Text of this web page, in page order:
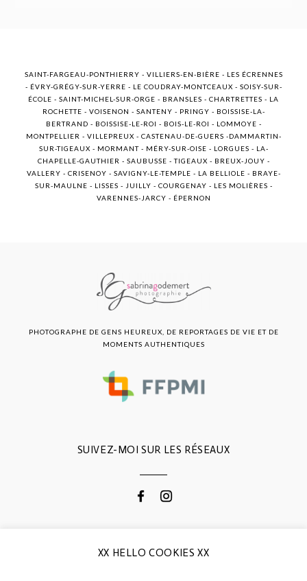
SAINT-FARGEAU-PONTHIERRY - VILLIERS-EN-BIÈRE - LES ÉCRENNES
- ÉVRY-GRÉGY-SUR-YERRE - LE COUDRAY-MONTCEAUX - SOISY-SUR-
ÉCOLE - SAINT-MICHEL-SUR-ORGE - BRANSLES - CHARTRETTES - LA
ROCHETTE - VOISENON - SANTENY - PRINGY - BOISSISE-LA-
BERTRAND - BOISSISE-LE-ROI - BOIS-LE-ROI - LOMMOYE -
MONTPELLIER - VILLEPREUX - CASTENAU-DE-GUERS -DAMMARTIN-
SUR-TIGEAUX - MORMANT - MÉRY-SUR-OISE - LORGUES - LA-
CHAPELLE-GAUTHIER - SAUBUSSE - TIGEAUX - BREUX-JOUY -
VALLERY - CRISENOY - SAVIGNY-LE-TEMPLE - LA BELLIOLE - BRAYE-
SUR-MAULNE - LISSES - JUILLY - COURGENAY - LES MOLIÈRES -
VARENNES-JARCY - ÉPERNON
SUIVEZ-MOI SUR LES RÉSEAUX
PHOTOGRAPHE DE GENS HEUREUX, DE REPORTAGES DE VIE ET DE
MOMENTS AUTHENTIQUES
CONTACTEZ-MOI
XX HELLO COOKIES XX